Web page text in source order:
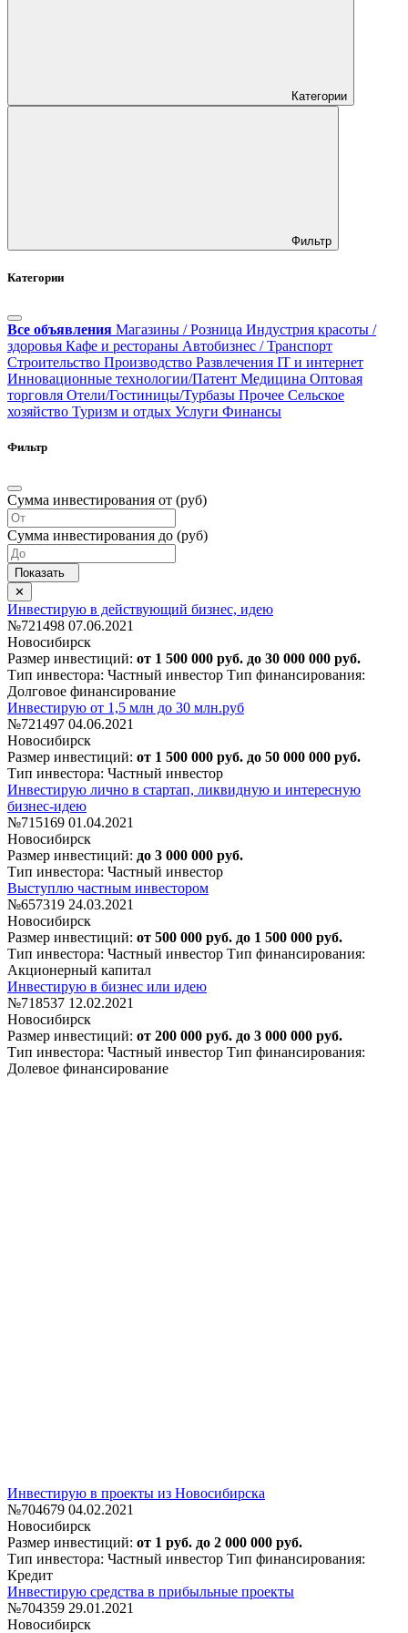
Категории
Фильтр
Категории
Все объявления Магазины / Розница Индустрия красоты /
здоровья Кафе и рестораны Автобизнес / Транспорт
Строительство Производство Развлечения IT и интернет
Инновационные технологии/Патент Медицина Оптовая
торговля Отели/Гостиницы/Турбазы Прочее Сельское
хозяйство Туризм и отдых Услуги Финансы
Фильтр
Сумма инвестирования от (руб)
Сумма инвестирования до (руб)
Инвестирую в действующий бизнес, идею
№721498 07.06.2021
Новосибирск
Размер инвестиций: от 1 500 000 руб. до 30 000 000 руб.
Тип инвестора: Частный инвестор Тип финансирования:
Долговое финансирование
Инвестирую от 1,5 млн до 30 млн.руб
№721497 04.06.2021
Новосибирск
Размер инвестиций: от 1 500 000 руб. до 50 000 000 руб.
Тип инвестора: Частный инвестор
Инвестирую лично в стартап, ликвидную и интересную
бизнес-идею
№715169 01.04.2021
Новосибирск
Размер инвестиций: до 3 000 000 руб.
Тип инвестора: Частный инвестор
Выступлю частным инвестором
№657319 24.03.2021
Новосибирск
Размер инвестиций: от 500 000 руб. до 1 500 000 руб.
Тип инвестора: Частный инвестор Тип финансирования:
Акционерный капитал
Инвестирую в бизнес или идею
№718537 12.02.2021
Новосибирск
Размер инвестиций: от 200 000 руб. до 3 000 000 руб.
Тип инвестора: Частный инвестор Тип финансирования:
Долевое финансирование
Инвестирую в проекты из Новосибирска
№704679 04.02.2021
Новосибирск
Размер инвестиций: от 1 руб. до 2 000 000 руб.
Тип инвестора: Частный инвестор Тип финансирования:
Кредит
Инвестирую средства в прибыльные проекты
№704359 29.01.2021
Новосибирск